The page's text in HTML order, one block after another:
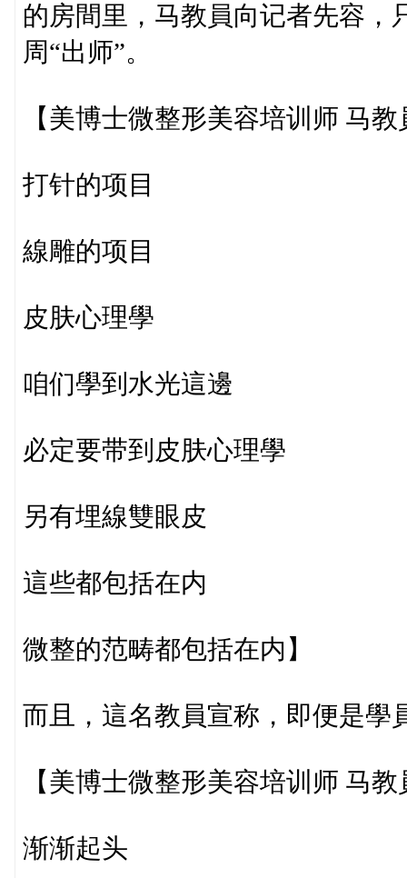
的房間里，马教員向记者先容，
周“出师”。
【美博士微整形美容培训师 马教
打针的项目
線雕的项目
皮肤心理學
咱们學到水光這邊
必定要带到皮肤心理學
另有埋線雙眼皮
這些都包括在内
微整的范畴都包括在内】
而且，這名教員宣称，即便是學
【美博士微整形美容培训师 马教
渐渐起头